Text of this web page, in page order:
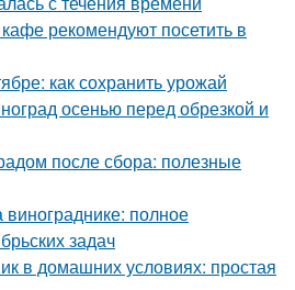
рекомендуют посетить в
как сохранить урожай
осенью перед обрезкой и
после сбора: полезные
полное
задач
в домашних условиях: простая